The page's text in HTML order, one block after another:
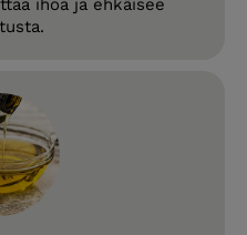
ihoa ja ehkäisee